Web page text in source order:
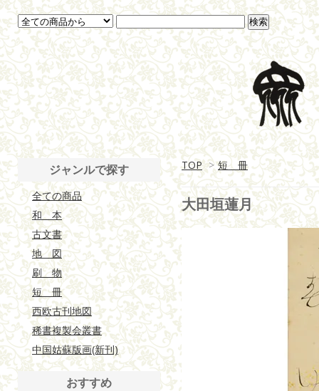
TOP > 短 冊
大田垣蓮月
ジャンルで探す
全ての商品
和 本
古文書
地 図
刷 物
短 冊
西欧古刊地図
稀書複製会叢書
中国姑蘇版画(新刊)
おすすめ